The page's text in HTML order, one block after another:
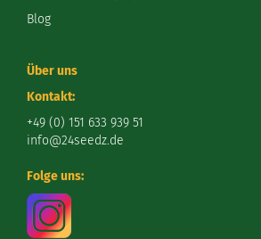
Blog
Über uns
Kontakt:
+49 (0) 151 633 939 51
info@24seedz.de
Folge uns: